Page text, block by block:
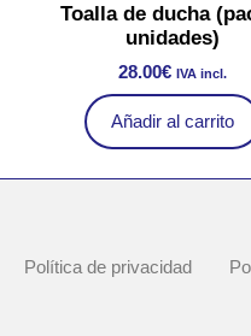
Toalla de ducha
unidades)
28.00€ IVA incl.
Añadir al carrito
Política de privacidad